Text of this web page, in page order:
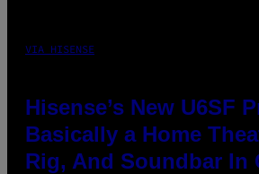
VIA HISENSE
Hisense’s New U6SF
Basically a Home
Rig, And Soundbar In